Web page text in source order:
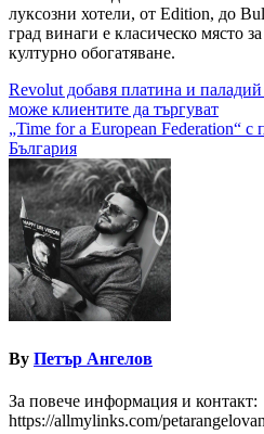
луксозни хотели, от Edition, до
град винаги е класическо място
културно обогатяване.
Навигация
Revolut добавя платина и
може клиентите да търгуват
„Time for a European Federation“ с
България
By Петър Ангелов
За повече информация и контакт:
https://allmylinks.com/